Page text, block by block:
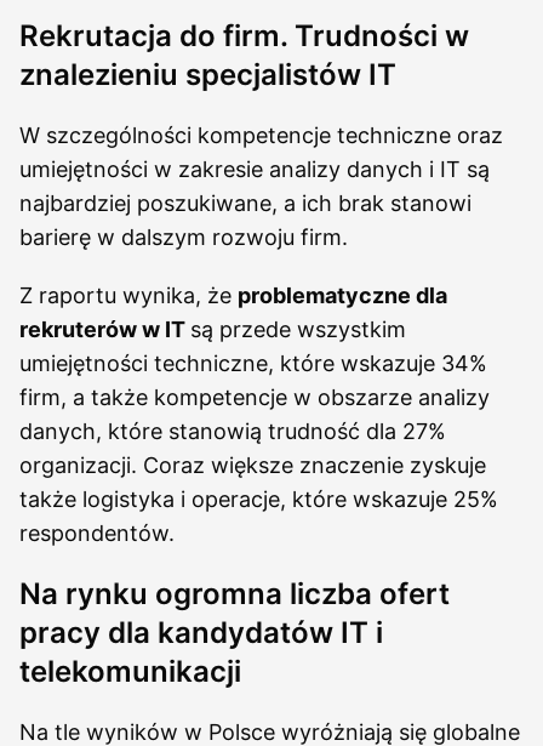
Rekrutacja do firm. Trudności w
znalezieniu specjalistów IT
W szczególności kompetencje techniczne oraz
umiejętności w zakresie analizy danych i IT są
najbardziej poszukiwane, a ich brak stanowi
barierę w dalszym rozwoju firm.
Z raportu wynika, że problematyczne dla
rekruterów w IT są przede wszystkim
umiejętności techniczne, które wskazuje 34%
firm, a także kompetencje w obszarze analizy
danych, które stanowią trudność dla 27%
organizacji. Coraz większe znaczenie zyskuje
także logistyka i operacje, które wskazuje 25%
respondentów.
Na rynku ogromna liczba ofert
pracy dla kandydatów IT i
telekomunikacji
Na tle wyników w Polsce wyróżniają się globalne